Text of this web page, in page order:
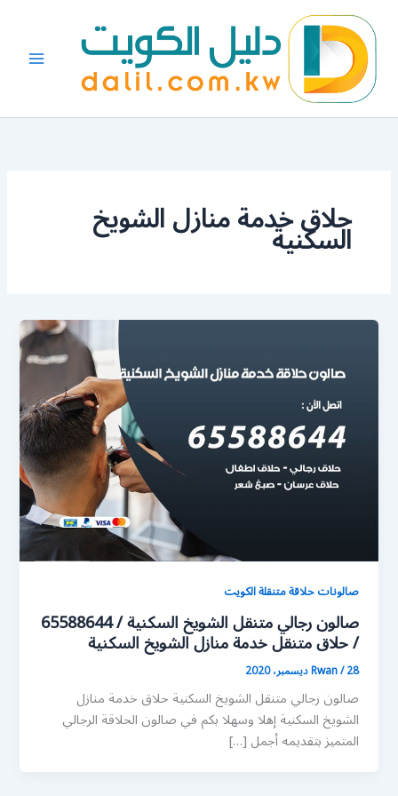
المحتوى
حلاق خدمة منازل الشويخ
السكنية
صالونات حلاقة متنقلة الكويت
صالون رجالي متنقل الشويخ السكنية / 65588644
/ حلاق متنقل خدمة منازل الشويخ السكنية
Rwan/28 ديسمبر، 2020
صالون رجالي متنقل الشويخ السكنية حلاق خدمة منازل
الشويخ السكنية إهلا وسهلا بكم في صالون الحلاقة الرجالي
المتميز بتقديمه أجمل […]